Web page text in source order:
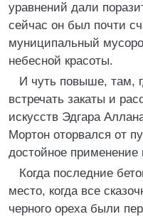
уравнений дали
сейчас он был почти
муниципальный
небесной красоты.
И чуть повыше, там,
встречать закаты и
искусств Эдгара
Мортон оторвался от
достойное
Когда последние
место, когда все
черного ореха были